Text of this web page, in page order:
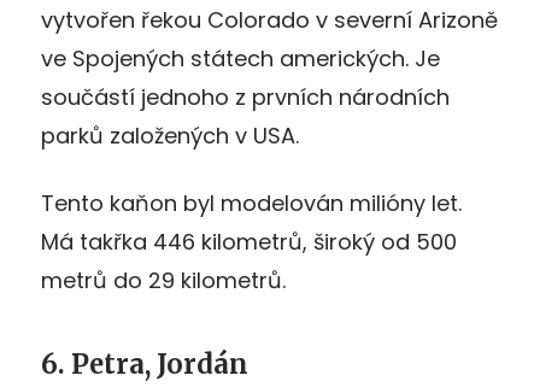
vytvořen řekou Colorado v severní Arizoně
ve Spojených státech amerických. Je
součástí jednoho z prvních národních
parků založených v USA.
Tento kaňon byl modelován milióny let.
Má takřka 446 kilometrů, široký od 500
metrů do 29 kilometrů.
6. Petra, Jordán